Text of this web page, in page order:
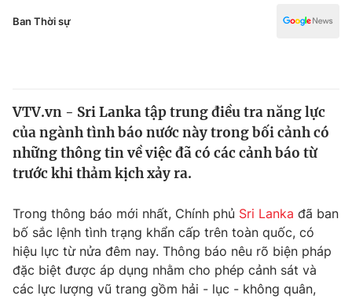
Thế giới
Tin tức
Thế giới đó đây
Câu chuyện quốc tế
Tài chính
Thị trường
Góc doanh nghiệp
Dữ liệu và đời sống
Truyền hình
Y tế
Ban Thời sự
VTV.vn - Sri Lanka tập trung điều tra năng lực
của ngành tình báo nước này trong bối cảnh có
những thông tin về việc đã có các cảnh báo từ
trước khi thảm kịch xảy ra.
Trong thông báo mới nhất, Chính phủ Sri Lanka đã ban
bố sắc lệnh tình trạng khẩn cấp trên toàn quốc, có
hiệu lực từ nửa đêm nay. Thông báo nêu rõ biện pháp
đặc biệt được áp dụng nhằm cho phép cảnh sát và
các lực lượng vũ trang gồm hải - lục - không quân,